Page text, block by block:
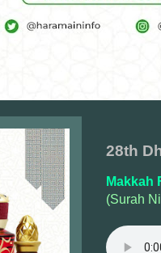
28th
Makkah
(Surah